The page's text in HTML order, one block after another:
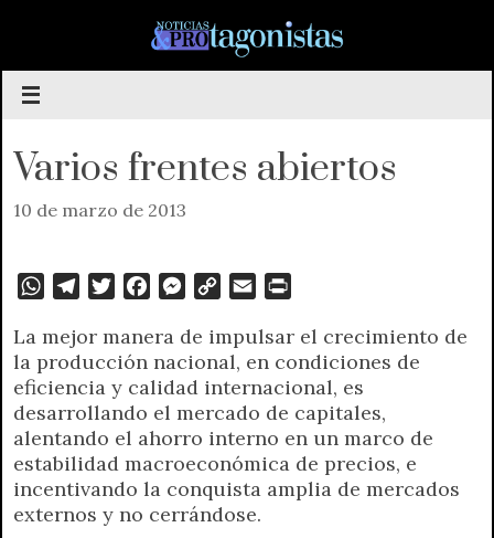
contenido
Varios frentes abiertos
10 de marzo de 2013
W
a
t
s
A
p
p
l
e
g
r
a
m
i
t
t
e
r
c
e
b
o
o
k
M
s
s
e
n
g
e
r
p
y
L
i
n
k
a
i
l
i
n
t
F
r
e
La mejor manera de impulsar el crecimiento de
la producción nacional, en condiciones de
eficiencia y calidad internacional, es
desarrollando el mercado de capitales,
alentando el ahorro interno en un marco de
estabilidad macroeconómica de precios, e
incentivando la conquista amplia de mercados
externos y no cerrándose.